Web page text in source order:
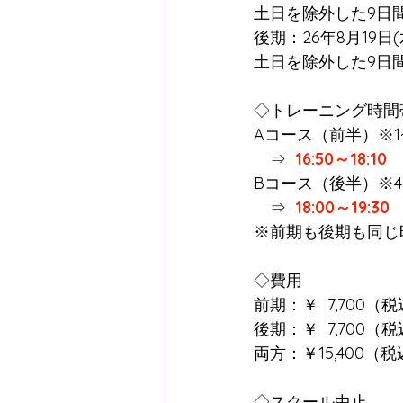
土日を除外した9日
後期：26年8月19日
土日を除外した9日
◇トレーニング時間
Aコース（前半）
⇒ 16:50～18:10
Bコース（後半）
⇒ 18:00～19:30
※前期も後期も同じ
◇費用
前期：￥  7,700（税
後期：￥  7,700（税
両方：￥15,400（税